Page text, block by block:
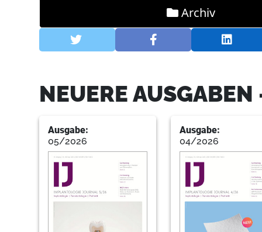
Archiv
NEUERE
Ausgabe:
05/2026
Ausgabe:
04/2026